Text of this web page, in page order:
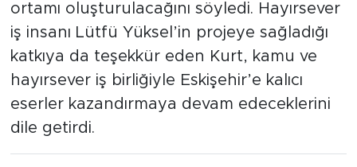
ortamı oluşturulacağını söyledi. Hayırsever
iş insanı Lütfü Yüksel’in projeye sağladığı
katkıya da teşekkür eden Kurt, kamu ve
hayırsever iş birliğiyle Eskişehir’e kalıcı
eserler kazandırmaya devam edeceklerini
dile getirdi.